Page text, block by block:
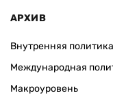
АРХИВ
Внутренняя политика
Международная
Макроуровень